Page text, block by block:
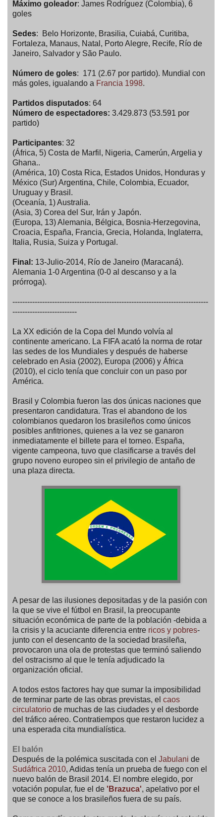
Máximo goleador: James Rodríguez (Colombia), 6
goles
Sedes: Belo Horizonte, Brasilia, Cuiabá, Curitiba,
Fortaleza, Manaus, Natal, Porto Alegre, Recife, Río de
Janeiro, Salvador y São Paulo.
Número de goles: 171 (2.67 por partido). Mundial con
más goles, igualando a Francia 1998.
Partidos disputados: 64
Número de espectadores: 3.429.873 (53.591 por
partido)
Participantes: 32
(África, 5) Costa de Marfil, Nigeria, Camerún, Argelia y
Ghana..
(América, 10) Costa Rica, Estados Unidos, Honduras y
México (Sur) Argentina, Chile, Colombia, Ecuador,
Uruguay y Brasil.
(Oceanía, 1) Australia.
(Asia, 3) Corea del Sur, Irán y Japón.
(Europa, 13) Alemania, Bélgica, Bosnia-Herzegovina,
Croacia, España, Francia, Grecia, Holanda, Inglaterra,
Italia, Rusia, Suiza y Portugal.
Final: 13-Julio-2014, Río de Janeiro (Maracaná).
Alemania 1-0 Argentina (0-0 al descanso y a la
prórroga).
-------------------------------------------------------------------------------
--------------------------
La XX edición de la Copa del Mundo volvía al
continente americano. La FIFA acató la norma de rotar
las sedes de los Mundiales y después de haberse
celebrado en Asia (2002), Europa (2006) y África
(2010), el ciclo tenía que concluir con un paso por
América.
Brasil y Colombia fueron las dos únicas naciones que
presentaron candidatura. Tras el abandono de los
colombianos quedaron los brasileños como únicos
posibles anfitriones, quienes a la vez se ganaron
inmediatamente el billete para el torneo. España,
vigente campeona, tuvo que clasificarse a través del
grupo noveno europeo sin el privilegio de antaño de
una plaza directa.
A pesar de las ilusiones depositadas y de la pasión con
la que se vive el fútbol en Brasil, la preocupante
situación económica de parte de la población -debida a
la crisis y la acuciante diferencia entre ricos y pobres-
junto con el desencanto de la sociedad brasileña,
provocaron una ola de protestas que terminó saliendo
del ostracismo al que le tenía adjudicado la
organización oficial.
A todos estos factores hay que sumar la imposibilidad
de terminar parte de las obras previstas, el caos
circulatorio de muchas de las ciudades y el desborde
del tráfico aéreo. Contratiempos que restaron lucidez a
una esperada cita mundialística.
El balón
Después de la polémica suscitada con el Jabulani de
Sudáfrica 2010, Adidas tenía un prueba de fuego con el
nuevo balón de Brasil 2014. El nombre elegido, por
votación popular, fue el de 'Brazuca', apelativo por el
que se conoce a los brasileños fuera de su país.